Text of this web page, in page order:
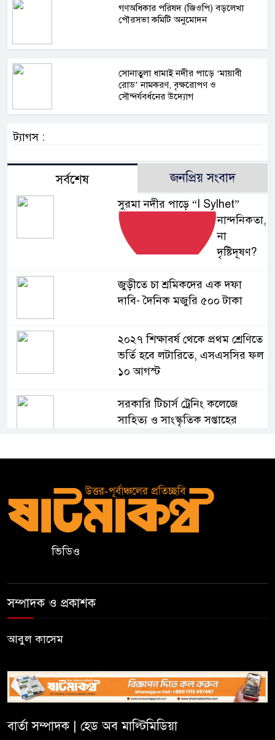
গণঅধিকার পরিষদ (জিওপি) বড়লেখা
পৌরসভা কমিটি অনুমোদন
সোনাতুলা ধামাই নদীর পাড়ে ‘মায়াবী
রোড’ নামকরণ, বৃক্ষরোপণ ও
সৌন্দর্যবর্ধনের উদ্যোগ
ট্যাগস :
সর্বশেষ জনপ্রিয় সংবাদ
সুরমা নদীর পাড়ে “I Sylhet”
নান্দনিকতা,
না
দৃষ্টিদূষণ?
জুড়ীতে চা শ্রমিকদের এক দফা
দাবি- দৈনিক মজুরি ৫০০ টাকা
২০২৭ শিক্ষাবর্ষ থেকে প্রথম শ্রেণিতে
ভর্তি হবে লটারিতে, এসএসসির ফল
১০ আগস্ট
সরকারি টিচার্স ট্রেনিং কলেজে
সাহিত্য ও সাংস্কৃতিক সপ্তাহের
বিদ্যালয়ে জুলাই গণঅভ্যুত্থান দিবস
উদযাপন
বড়লেখায় জুলাই শহীদদের স্মরণে
ইউনিভার্সিটিতে নানা আয়োজন
দক্ষিণ সুরমা সরকারি কলেজে জুলাই
গণঅভ্যুত্থান দিবস উপলক্ষে
ভিডিও
সম্পাদক ও প্রকাশক
আবুল কাসেম
বার্তা সম্পাদক | হেড অব মাল্টিমিডিয়া